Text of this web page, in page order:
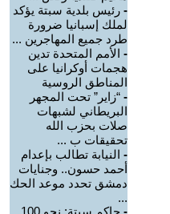
- رئيس بلدية سبتة يؤكد
لملك إسبانيا ضرورة
طرد جميع المهاجرين ...
- الأمم المتحدة تدين
هجمات أوكرانيا على
المناطق الروسية
- “زاير” تحت المجهر
البريطاني لشبهات
صلات بحزب الله
تحقيقات ب ...
- النيابة تطالب بإعدام
أحمد حسون.. وجنايات
دمشق تحدد موعد الحك
...
-
حاكم سبتة: نحو 100